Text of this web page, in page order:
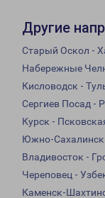
Другие
Старый Оскол -
Набережные
Кисловодск -
Сергиев Посад -
Курск -
Южно-Сахалинск
Владивосток -
Череповец -
Каменск-